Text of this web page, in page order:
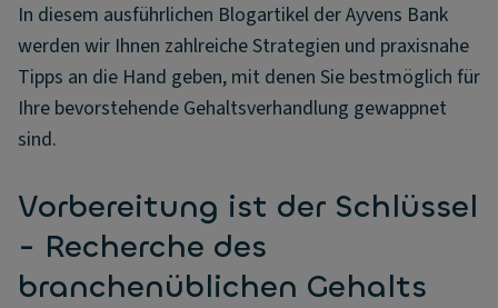
In diesem ausführlichen Blogartikel der Ayvens Bank
werden wir Ihnen zahlreiche Strategien und praxisnahe
Tipps an die Hand geben, mit denen Sie bestmöglich für
Ihre bevorstehende Gehaltsverhandlung gewappnet
sind.
Vorbereitung ist der Schlüssel
- Recherche des
branchenüblichen Gehalts